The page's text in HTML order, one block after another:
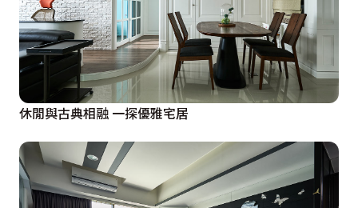
休閒與古典相融 一探優雅宅居